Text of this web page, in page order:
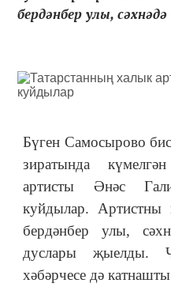
бердәнбер улы,
Бүген Самосырово
зиратында
артисты Әнәс
куйдылар. Артистны
бердәнбер улы,
дуслары җыелды.
хәбәрчесе дә